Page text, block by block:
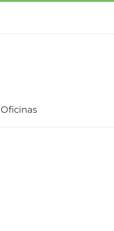
Oficinas